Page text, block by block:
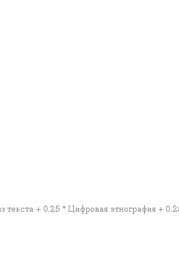
текста + 0.25 * Цифровая этнография +